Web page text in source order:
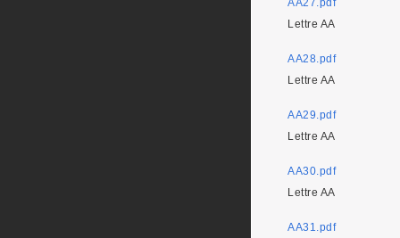
AA27.pdf
Lettre AA
AA28.pdf
Lettre AA
AA29.pdf
Lettre AA
AA30.pdf
Lettre AA
AA31.pdf